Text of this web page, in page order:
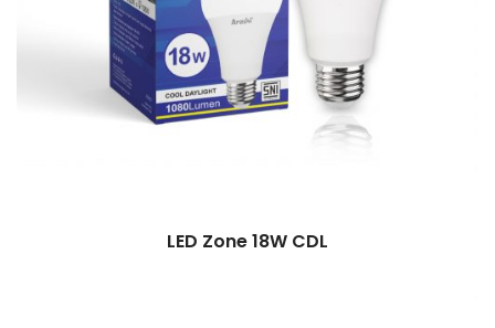
LED Zone 18W CDL